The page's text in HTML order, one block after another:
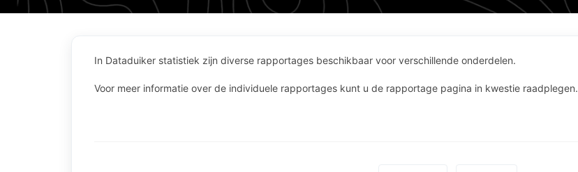
In Dataduiker statistiek zijn diverse rapportages beschikbaar voor verschillende onderdelen.
Voor meer informatie over de individuele rapportages kunt u de rapportage pagina in kwestie raadplegen.